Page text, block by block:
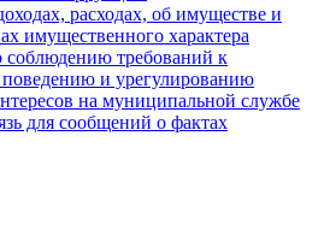
расходах, об имуществе и
имущественного характера
соблюдению требований к
и урегулированию
на муниципальной службе
для сообщений о фактах